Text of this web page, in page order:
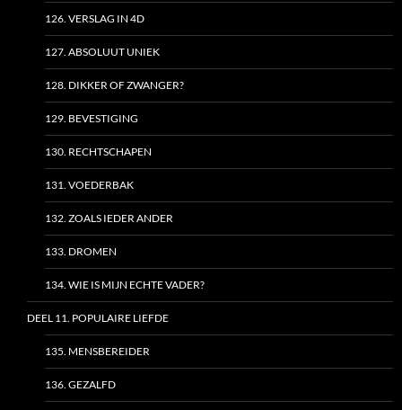
126. VERSLAG IN 4D
127. ABSOLUUT UNIEK
128. DIKKER OF ZWANGER?
129. BEVESTIGING
130. RECHTSCHAPEN
131. VOEDERBAK
132. ZOALS IEDER ANDER
133. DROMEN
134. WIE IS MIJN ECHTE VADER?
DEEL 11. POPULAIRE LIEFDE
135. MENSBEREIDER
136. GEZALFD